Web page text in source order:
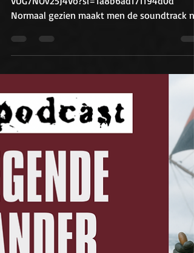
De Inktpodcast 29: Muziek
voor Tekst I
https://open.spotify.com/episode/
VUG7NOv25J4Vo?si=1a8b6ad171194d0d
de tekst. Men...